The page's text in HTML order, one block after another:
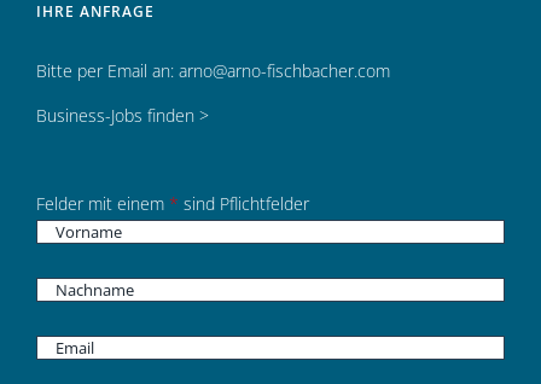
IHRE ANFRAGE
Bitte per Email an: arno@arno-fischbacher.com
Business-Jobs finden >
Felder mit einem * sind Pflichtfelder